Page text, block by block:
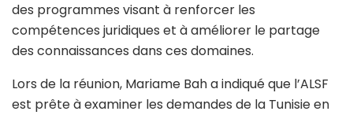
des programmes visant à renforcer les
compétences juridiques et à améliorer le partage
des connaissances dans ces domaines.
Lors de la réunion, Mariame Bah a indiqué que l’ALSF
est prête à examiner les demandes de la Tunisie en